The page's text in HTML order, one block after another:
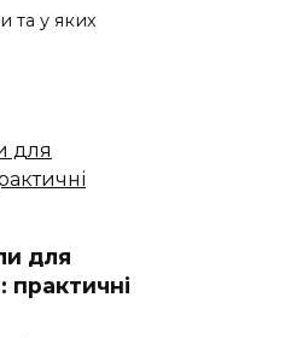
та у яких
для